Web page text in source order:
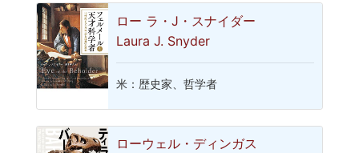
ロー ラ・J・スナイダー
Laura J. Snyder
米：歴史家、哲学者
ローウェル・ディンガス